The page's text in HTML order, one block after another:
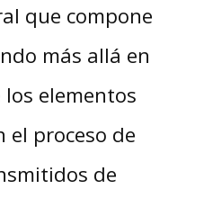
que compone
más allá en
elementos
el proceso de
de